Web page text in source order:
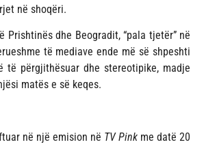
në shoqëri.
Prishtinës dhe Beogradit, “pala tjetër” në
të mediave ende më së shpeshti
të përgjithësuar dhe stereotipike, madje
matës e së keqes.
në një emision në TV Pink me datë 20